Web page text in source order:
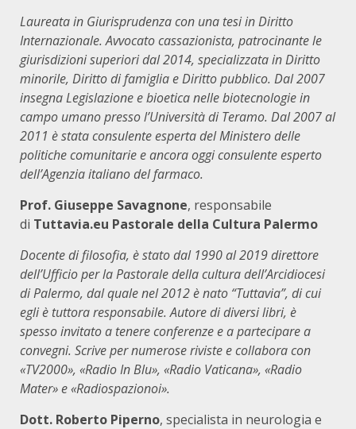
Laureata in Giurisprudenza con una tesi in Diritto
Internazionale. Avvocato cassazionista, patrocinante le
giurisdizioni superiori dal 2014, specializzata in Diritto
minorile, Diritto di famiglia e Diritto pubblico. Dal 2007
insegna Legislazione e bioetica nelle biotecnologie in
campo umano presso l’Università di Teramo. Dal 2007 al
2011 è stata consulente esperta del Ministero delle
politiche comunitarie e ancora oggi consulente esperto
dell’Agenzia italiano del farmaco.
Prof. Giuseppe Savagnone, responsabile
di Tuttavia.eu Pastorale della Cultura Palermo
Docente di filosofia, è stato dal 1990 al 2019 direttore
dell’Ufficio per la Pastorale della cultura dell’Arcidiocesi
di Palermo, dal quale nel 2012 è nato “Tuttavia”, di cui
egli è tuttora responsabile. Autore di diversi libri, è
spesso invitato a tenere conferenze e a partecipare a
convegni. Scrive per numerose riviste e collabora con
«TV2000», «Radio In Blu», «Radio Vaticana», «Radio
Mater» e «Radiospazionoi».
Dott. Roberto Piperno, specialista in neurologia e